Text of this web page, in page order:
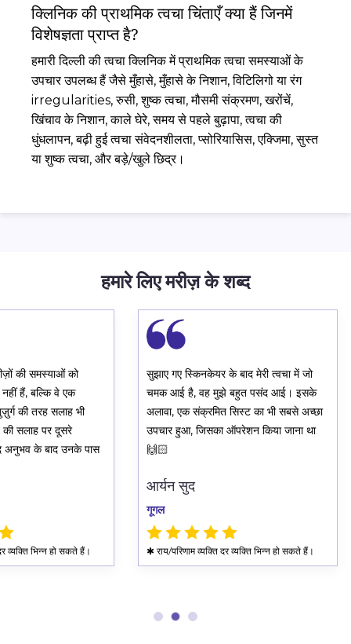
क्लिनिक की प्राथमिक त्वचा चिंताएँ क्या हैं जिनमें
विशेषज्ञता प्राप्त है?
हमारी दिल्ली की त्वचा क्लिनिक में प्राथमिक त्वचा समस्याओं के
उपचार उपलब्ध हैं जैसे मुँहासे, मुँहासे के निशान, विटिलिगो या रंग
irregularities, रुसी, शुष्क त्वचा, मौसमी संक्रमण, खरोंचें,
खिंचाव के निशान, काले घेरे, समय से पहले बुढ़ापा, त्वचा की
धुंधलापन, बढ़ी हुई त्वचा संवेदनशीलता, प्सोरियासिस, एक्जिमा, सुस्त
या शुष्क त्वचा, और बड़े/खुले छिद्र।
हमारे लिए मरीज़ के शब्द
की समस्याओं को
नहीं हैं, बल्कि वे एक
की तरह सलाह भी
सलाह पर दूसरे
अनुभव के बाद उनके पास
व्यक्ति भिन्न हो सकते हैं।
सुझाए गए स्किनकेयर के बाद मेरी त्वचा में जो
चमक आई है, वह मुझे बहुत पसंद आई। इसके
अलावा, एक संक्रमित सिस्ट का भी सबसे अच्छा
उपचार हुआ, जिसका ऑपरेशन किया जाना था
🙌🏻
आर्यन सुद
गूगल
✱ राय/परिणाम व्यक्ति दर व्यक्ति भिन्न हो सकते हैं।